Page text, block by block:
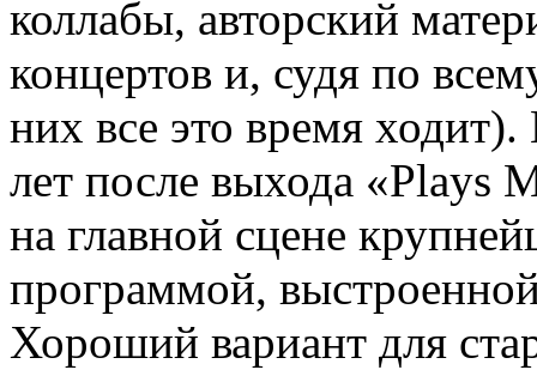
коллабы, авторский
концертов и, судя по
них все это время
лет после выхода «Plays
на главной сцене
программой,
Хороший вариант для